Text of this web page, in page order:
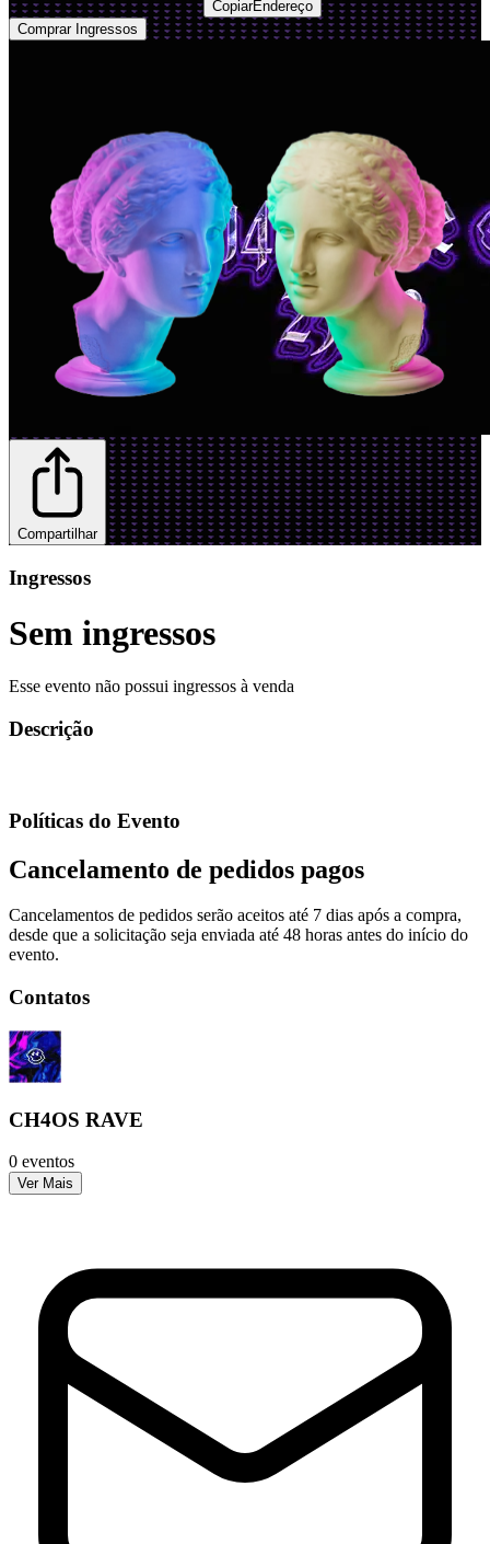
CopiarEndereço
Comprar Ingressos
Compartilhar
Ingressos
Sem ingressos
Esse evento não possui ingressos à venda
Descrição
Políticas do Evento
Cancelamento de pedidos pagos
Cancelamentos de pedidos serão aceitos até 7 dias após a compra,
desde que a solicitação seja enviada até 48 horas antes do início do
evento.
Contatos
CH4OS RAVE
0 eventos
Ver Mais